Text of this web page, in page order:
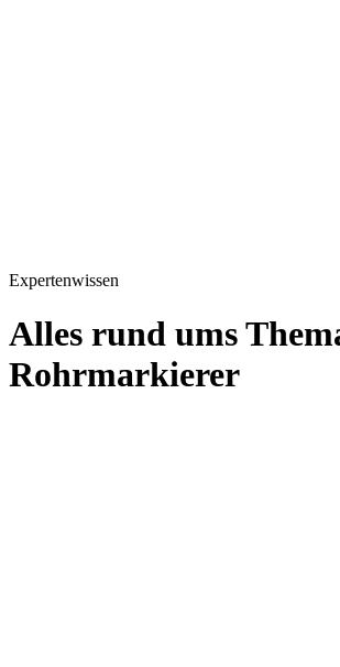
Expertenwissen
Alles rund ums
Rohrmarkierer